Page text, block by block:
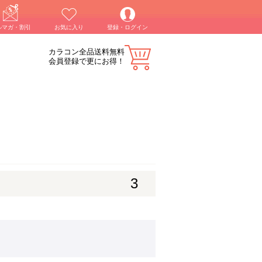
マガ・割引 お気に入り 登録・ログイン
カラコン全品送料無料
会員登録で更にお得！
3